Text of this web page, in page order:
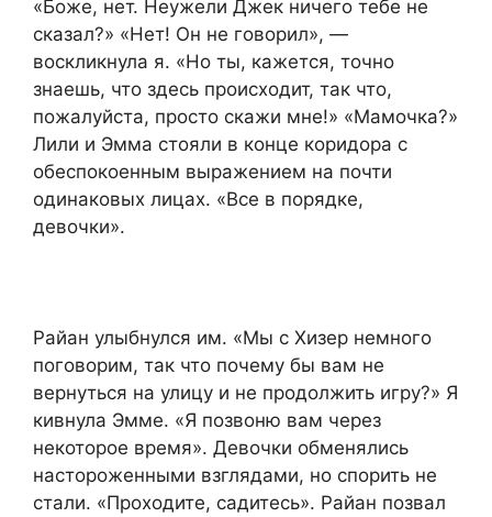
«Боже, нет. Неужели Джек ничего тебе не
сказал?» «Нет! Он не говорил», —
воскликнула я. «Но ты, кажется, точно
знаешь, что здесь происходит, так что,
пожалуйста, просто скажи мне!» «Мамочка?»
Лили и Эмма стояли в конце коридора с
обеспокоенным выражением на почти
одинаковых лицах. «Все в порядке,
девочки».
Райан улыбнулся им. «Мы с Хизер немного
поговорим, так что почему бы вам не
вернуться на улицу и не продолжить игру?» Я
кивнула Эмме. «Я позвоню вам через
некоторое время». Девочки обменялись
настороженными взглядами, но спорить не
стали. «Проходите, садитесь». Райан позвал